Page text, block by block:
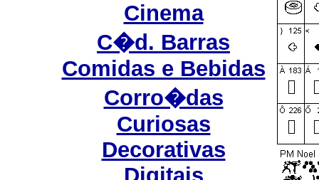
Cinema
C�d. Barras
Comidas e Bebidas
Corro�das
Curiosas
Decorativas